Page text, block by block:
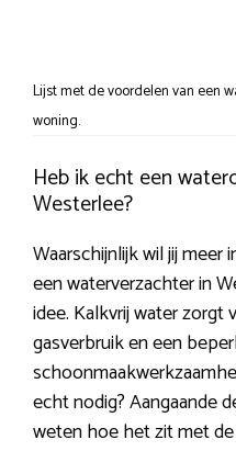
Lijst met de voordelen van een
woning.
Heb ik echt een
Westerlee?
Waarschijnlijk wil jij meer
een waterverzachter in
idee. Kalkvrij water
gasverbruik en een
echt nodig? Aangaande
weten hoe het zit met